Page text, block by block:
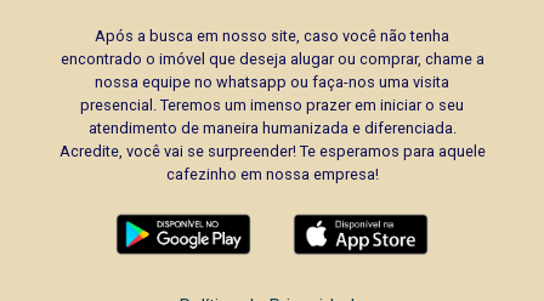
Após a busca em nosso site, caso você não tenha
encontrado o imóvel que deseja alugar ou comprar, chame a
nossa equipe no whatsapp ou faça-nos uma visita
presencial. Teremos um imenso prazer em iniciar o seu
atendimento de maneira humanizada e diferenciada.
Acredite, você vai se surpreender! Te esperamos para aquele
cafezinho em nossa empresa!